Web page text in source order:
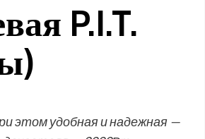
P.I.T.
этом удобная и надежная —